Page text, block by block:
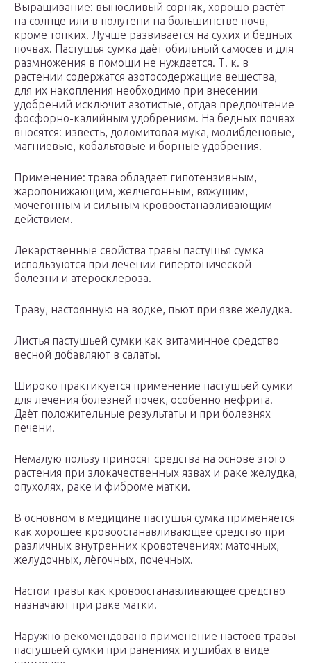
Выращивание: выносливый сорняк, хорошо растёт
на солнце или в полутени на большинстве почв,
кроме топких. Лучше развивается на сухих и бедных
почвах. Пастушья сумка даёт обильный самосев и для
размножения в помощи не нуждается. Т. к. в
растении содержатся азотосодержащие вещества,
для их накопления необходимо при внесении
удобрений исключит азотистые, отдав предпочтение
фосфорно-калийным удобрениям. На бедных почвах
вносятся: известь, доломитовая мука, молибденовые,
магниевые, кобальтовые и борные удобрения.
Применение: трава обладает гипотензивным,
жаропонижающим, желчегонным, вяжущим,
мочегонным и сильным кровоостанавливающим
действием.
Лекарственные свойства травы пастушья сумка
используются при лечении гипертонической
болезни и атеросклероза.
Траву, настоянную на водке, пьют при язве желудка.
Листья пастушьей сумки как витаминное средство
весной добавляют в салаты.
Широко практикуется применение пастушьей сумки
для лечения болезней почек, особенно нефрита.
Даёт положительные результаты и при болезнях
печени.
Немалую пользу приносят средства на основе этого
растения при злокачественных язвах и раке желудка,
опухолях, раке и фиброме матки.
В основном в медицине пастушья сумка применяется
как хорошее кровоостанавливающее средство при
различных внутренних кровотечениях: маточных,
желудочных, лёгочных, почечных.
Настои травы как кровоостанавливающее средство
назначают при раке матки.
Наружно рекомендовано применение настоев травы
пастушьей сумки при ранениях и ушибах в виде